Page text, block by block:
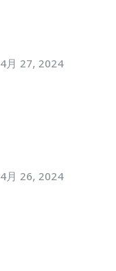
4月 27, 2024
4月 26, 2024